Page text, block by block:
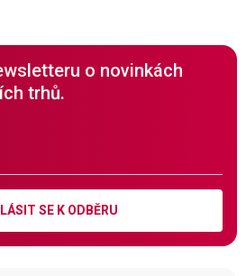
o novinkách
trhů.
SE K ODBĚRU